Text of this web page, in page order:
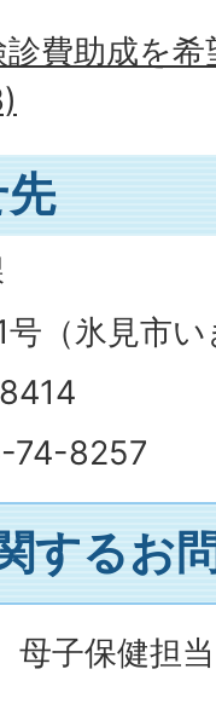
費助成を
（氷見市
74-8257
するお
子保健担当